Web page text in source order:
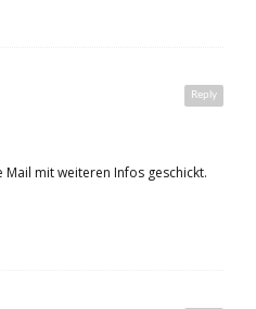
Reply
Mail mit weiteren Infos geschickt.